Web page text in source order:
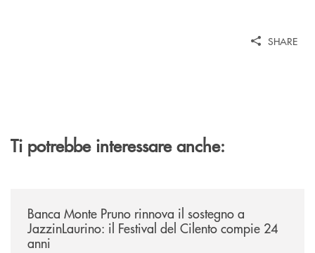
SHARE
Ti potrebbe interessare anche:
Banca Monte Pruno rinnova il sostegno a
JazzinLaurino: il Festival del Cilento compie 24
anni